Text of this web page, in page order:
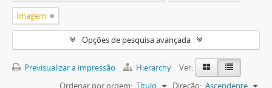
Imagem
Opções de pesquisa avançada
Previsualizar a impressão Hierarchy
Ver:
Ordenar por ordem: Título Direção: Ascendente